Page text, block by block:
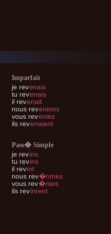
Imparfait
je revenais
tu revenais
il revenait
nous revenions
vous reveniez
ils revenaient
Pass� Simple
je revins
tu revins
il revint
nous rev�nmes
vous rev�ntes
ils revinrent